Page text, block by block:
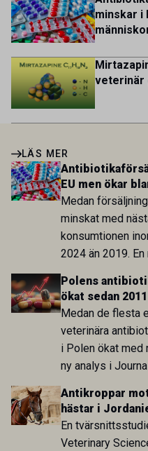
minskar i
veterinär
LÄS MER
EU men ökar
Medan
minskat med
konsumtionen
2024 än 2019.
utvecklingen
sida och pekar på
arbete.
Polens
ökat sedan 2011
Medan de flesta
veterinära
i Polen ökat med
ny analys i
att skillnaden mot
Sverige är
Antikroppar
hästar i
En
Veterinary